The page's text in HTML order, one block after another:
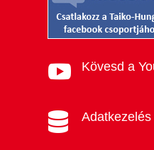
 Kövesd a
 Adatkezelés